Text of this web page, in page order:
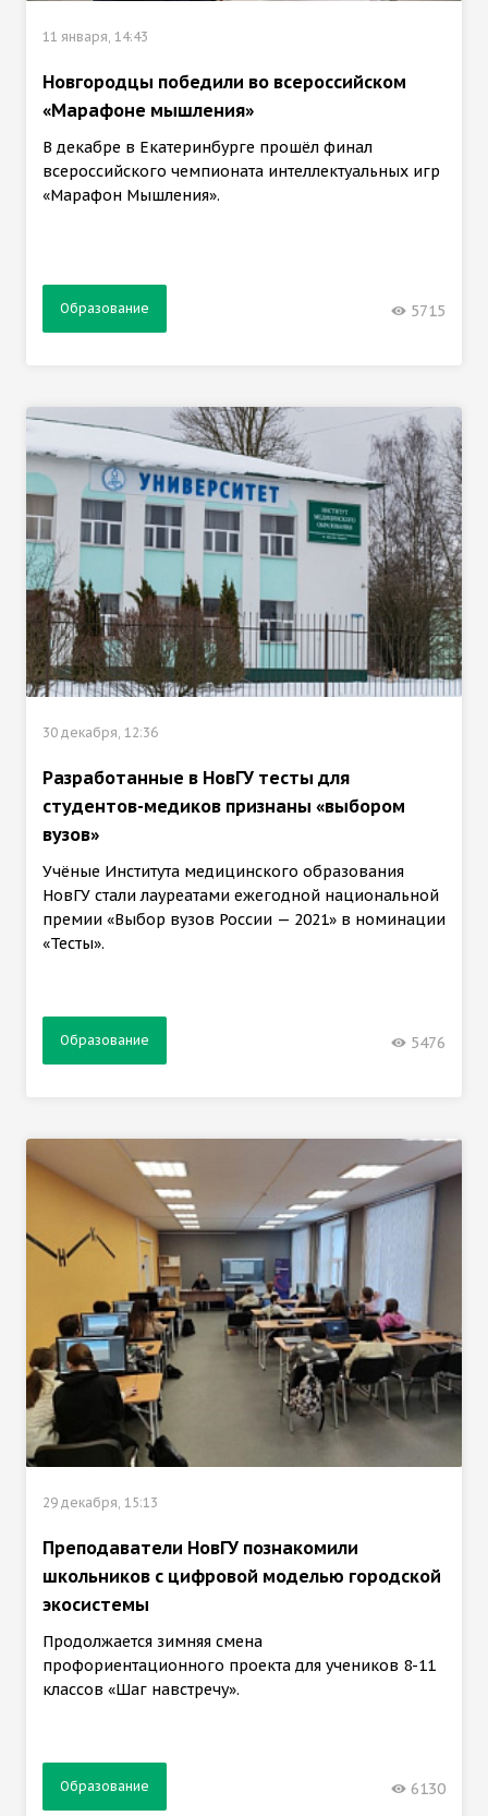
11 января, 14:43
Новгородцы победили во всероссийском
«Марафоне мышления»
В декабре в Екатеринбурге прошёл финал
всероссийского чемпионата интеллектуальных игр
«Марафон Мышления».
Образование 5715
30 декабря, 12:36
Разработанные в НовГУ тесты для
студентов-медиков признаны «выбором
вузов»
Учёные Института медицинского образования
НовГУ стали лауреатами ежегодной национальной
премии «Выбор вузов России — 2021» в номинации
«Тесты».
Образование 5476
29 декабря, 15:13
Преподаватели НовГУ познакомили
школьников с цифровой моделью городской
экосистемы
Продолжается зимняя смена
профориентационного проекта для учеников 8-11
классов «Шаг навстречу».
Образование 6130